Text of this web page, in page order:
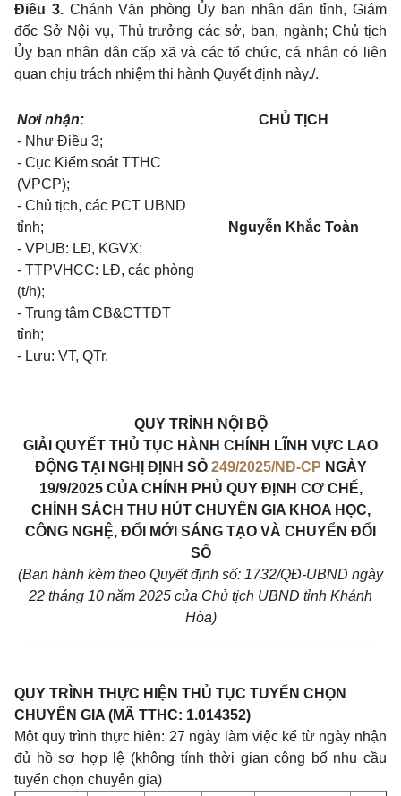
Điều 3.Chánh Văn phòng Ủy ban nhân dân tỉnh, Giám
đốc Sở Nội vụ, Thủ trưởng các sở, ban, ngành; Chủ tịch
Ủy ban nhân dân cấp xã và các tổ chức, cá nhân có liên
quan chịu trách nhiệm thi hành Quyết định này./.
Nơi nhận:
- Như Điều 3;
- Cục Kiểm soát TTHC
(VPCP);
- Chủ tịch, các PCT UBND
tỉnh;
- VPUB: LĐ, KGVX;
- TTPVHCC: LĐ, các phòng
(t/h);
- Trung tâm CB&CTTĐT
tỉnh;
- Lưu: VT, QTr.
CHỦ TỊCH
Nguyễn Khắc Toàn
QUY TRÌNH NỘI BỘ
GIẢI QUYẾT THỦ TỤC HÀNH CHÍNH LĨNH VỰC LAO
ĐỘNG TẠI NGHỊ ĐỊNH SỐ 249/2025/NĐ-CP NGÀY
19/9/2025 CỦA CHÍNH PHỦ QUY ĐỊNH CƠ CHẾ,
CHÍNH SÁCH THU HÚT CHUYÊN GIA KHOA HỌC,
CÔNG NGHỆ, ĐỔI MỚI SÁNG TẠO VÀ CHUYỂN ĐỔI
SỐ
(Ban hành kèm theo Quyết định số: 1732/QĐ-UBND ngày
22 tháng 10 năm 2025 của Chủ tịch UBND tỉnh Khánh
Hòa)
QUY TRÌNH THỰC HIỆN THỦ TỤC TUYỂN CHỌN
CHUYÊN GIA (MÃ TTHC: 1.014352)
Một quy trình thực hiện: 27 ngày làm việc kể từ ngày nhận
đủ hồ sơ hợp lệ (không tính thời gian công bố nhu cầu
tuyển chọn chuyên gia)